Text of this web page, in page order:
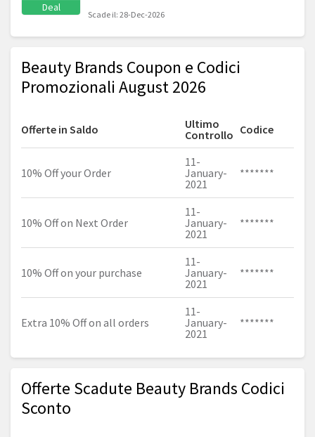
Deal
Scade il: 28-Dec-2026
Beauty Brands Coupon e Codici
Promozionali August 2026
Offerte in Saldo
Ultimo
Controllo Codice
10% Off your Order
11-
January-
2021
*******
10% Off on Next Order
11-
January-
2021
*******
10% Off on your purchase
11-
January-
2021
*******
Extra 10% Off on all orders
11-
January-
2021
*******
Offerte Scadute Beauty Brands Codici
Sconto